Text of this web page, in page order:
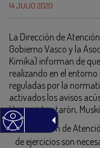
14 JULIO 2020
La Dirección de
Gobierno Vasco y la
Kimika) informan de
realizando en el
reguladas por la
activados los avisos
Hernani, Lantarón,
La Dirección de
de ejercicios son